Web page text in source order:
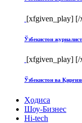
[xfgiven_play] [/
Ўзбекистон
[xfgiven_play] [/
Ўзбекистон ва
Ҳодиса
Шоу-Бизнес
Hi-tech